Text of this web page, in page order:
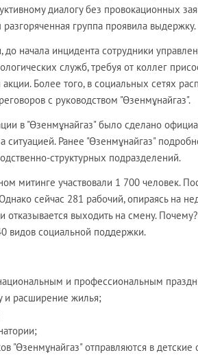
диалогу без провокационных
группа проявила выдержку.
до начала инцидента сотрудники
служб, требуя от коллег
Более того, в социальных сетях
с руководством "Өзенмұнайгаз".
в "Өзенмұнайгаз" было сделано
ситуацией. Ранее "Өзенмұнайгаз"
структурных подразделений.
митинге участвовали 1 700 человек.
сейчас 281 рабочий, опираясь на
отказывается выходить на смену.
видов социальной поддержки.
и профессиональным
и расширение жилья;
"Өзенмұнайгаз" отправляются в